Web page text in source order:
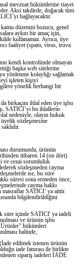
mevzuat hükümlerine riayet
Aksi takdirde, doğacak tüm
bağlayacaktır.
düzenini bozucu, genel
aykırı bir amaç için,
kullanamaz. Ayrıca, üye
faaliyet (spam, virus, truva
kendi kontrolünde olmayan
başka web sitelerine
yönlenme kolaylığı sağlamak
işleten kişiyi
yönelik herhangi bir
birkaçını ihlal eden üye işbu
SATICI’yı bu ihlallerin
nedeniyle, olayın hukuk
sözleşmesine
durumunda, ürünün
itibaren 14 (on dört)
ve cezai sorumluluk
sözleşmeden cayma
ise, bu süre
süresi sona ermeden önce,
cayma hakkı
masraflar SATICI’ ya aittir.
bilgilendirildiğini
süre içinde SATICI' ya iadeli
ve ürünün işbu
Ürünler" hükümleri
halinde,
edilmek istenen ürünün
iade faturası ile birlikte
sipariş iadeleri İADE